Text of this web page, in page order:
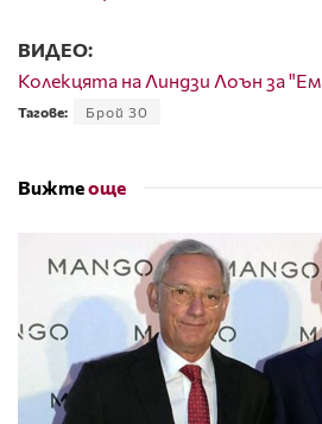
ВИДЕО:
Колекцята на Линдзи Лоън за
Тагове: Брой 30
Вижтеоще